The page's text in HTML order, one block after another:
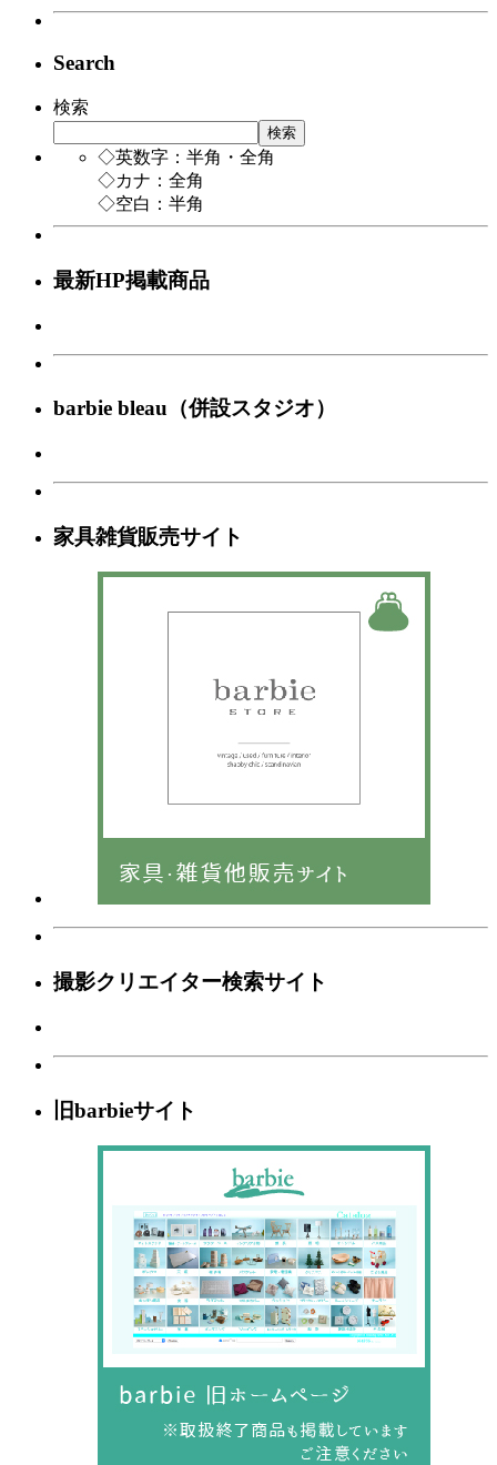
Search
検索
検索
◇英数字：半角・全角
◇カナ：全角
◇空白：半角
最新HP掲載商品
barbie bleau（併設スタジオ）
家具雑貨販売サイト
撮影クリエイター検索サイト
旧barbieサイト